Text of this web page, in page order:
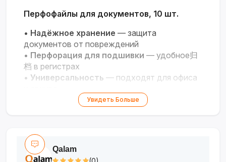
Перфофайлы для документов, 10 шт.
• Надёжное хранение — защита
документов от повреждений
• Перфорация для подшивки — удобное归
档 в регистрах
• Универсальность — подходят для офиса
Комплект 10 штук— оптимальный запас
деловых бумаг
Увидеть Больше
Qalam